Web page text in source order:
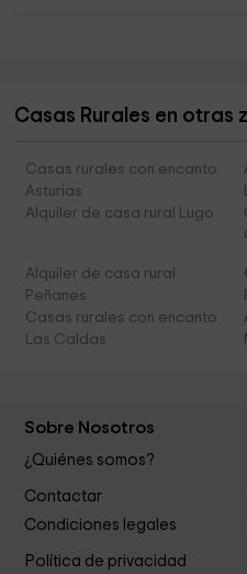
Casas Rurales en otras
Casas rurales con encanto
Asturias
Alquiler de casa rural Lugo
Alquiler de casa rural
Peñanes
Casas rurales con encanto
Las Caldas
Sobre Nosotros
¿Quiénes somos?
Contactar
Condiciones legales
Política de privacidad